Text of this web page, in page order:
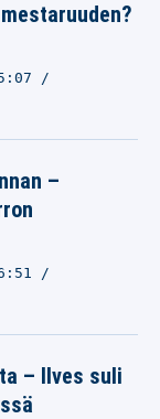
–
– Ilves suli